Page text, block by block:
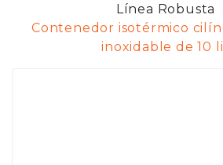
Línea Robusta
Contenedor isotérmico
inoxidable de 10